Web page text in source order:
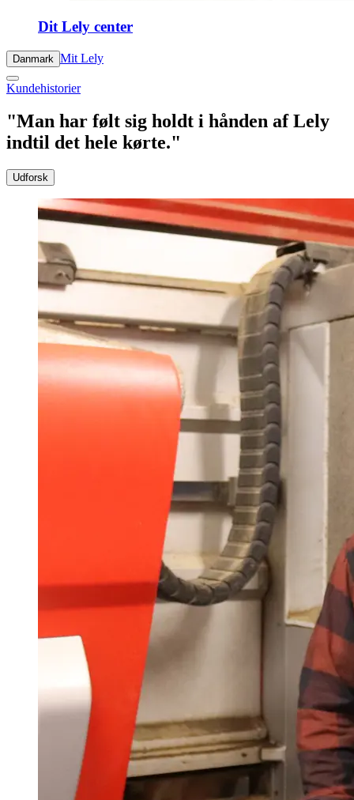
Dit Lely center
Danmark Mit Lely
Kundehistorier
"Man har følt sig holdt i hånden af Lely
indtil det hele kørte."
Udforsk